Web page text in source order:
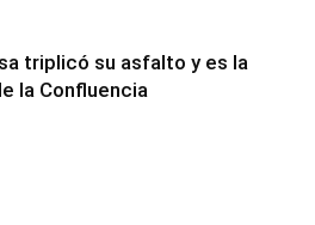
triplicó su asfalto y es la
la Confluencia